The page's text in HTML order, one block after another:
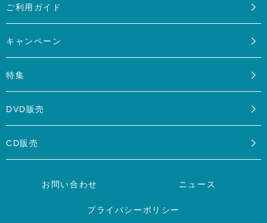
ご利用ガイド
キャンペーン
特集
DVD販売
CD販売
お問い合わせ ニュース
プライバシーポリシー